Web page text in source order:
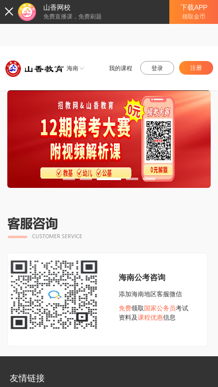
山香网校
免费直播课，免费刷题
下载APP
领取金币
海南 我的课程 登录 注册
海南公考咨询
添加海南地区客服微信
免费领取 国家公务员考试
资料及课程优惠信息
友情链接